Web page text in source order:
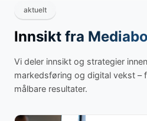
aktuelt
Innsikt fra
Vi deler innsikt og strategier
markedsføring og digital vekst –
målbare resultater.